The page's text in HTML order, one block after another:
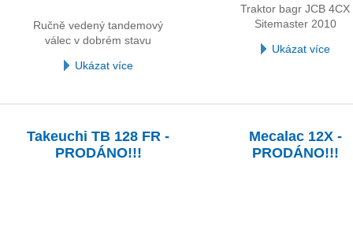
Ručně vedený tandemový
válec v dobrém stavu
Ukázat více
Traktor bagr JCB 4CX
Sitemaster 2010
Ukázat více
Takeuchi TB 128 FR -
PRODÁNO!!!
Mecalac 12X -
PRODÁNO!!!